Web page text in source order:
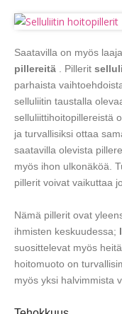
Saatavilla on myös
pillereitä . Pillerit
parhaista
selluliitin taustalla
selluliittihoitopillereistä
ja turvallisiksi ottaa
saatavilla olevista
myös ihon ulkonäköä.
pillerit voivat vaikuttaa
Nämä pillerit ovat
ihmisten keskuudessa;
suosittelevat myös
hoitomuoto on
myös yksi halvimmista